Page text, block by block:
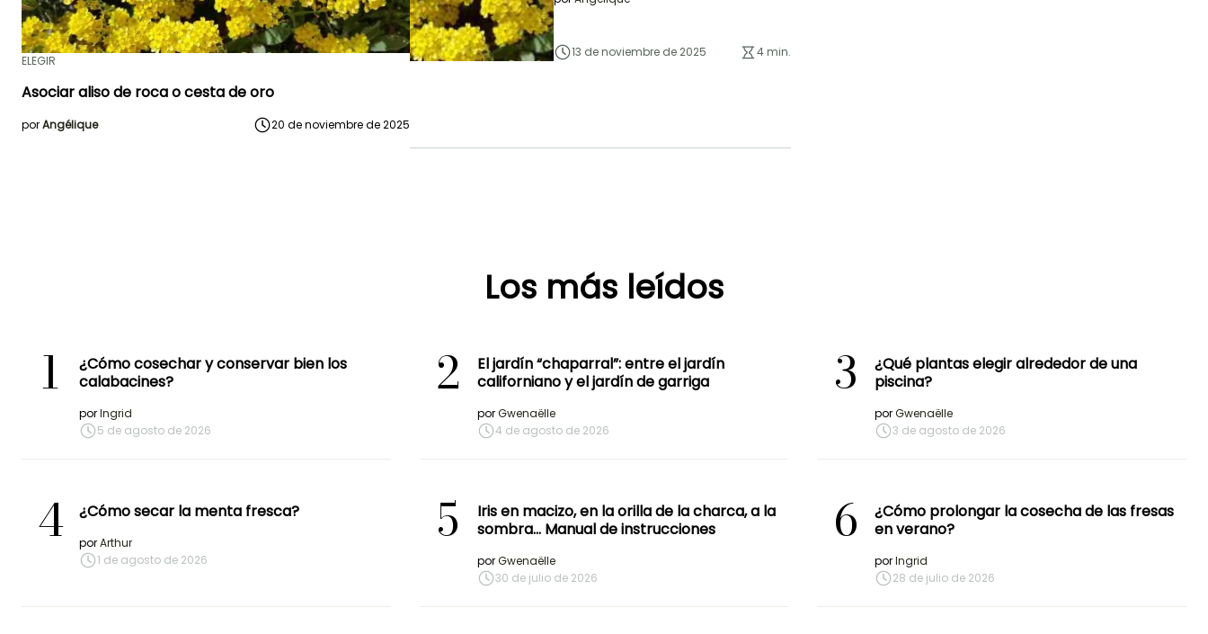
ELEGIR
Asociar aliso de roca o cesta de oro
porAngélique 20 de noviembre de 2025
13 de noviembre de 2025 4 min.
Los más leídos
1
¿Cómo cosechar y conservar bien los
calabacines?
porIngrid
5 de agosto de 2026
2
El jardín “chaparral”: entre el jardín
californiano y el jardín de garriga
porGwenaëlle
4 de agosto de 2026
3
¿Qué plantas elegir alrededor de una
piscina?
porGwenaëlle
3 de agosto de 2026
4 ¿Cómo secar la menta fresca?
porArthur
1 de agosto de 2026
5
Iris en macizo, en la orilla de la charca, a la
sombra… Manual de instrucciones
porGwenaëlle
30 de julio de 2026
6
¿Cómo prolongar la cosecha de las fresas
en verano?
porIngrid
28 de julio de 2026